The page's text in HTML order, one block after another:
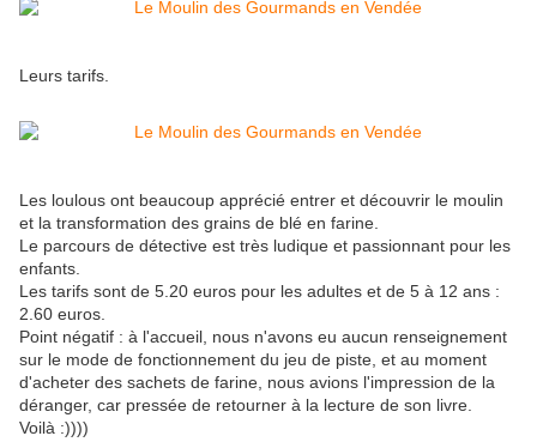
Leurs tarifs.
Les loulous ont beaucoup apprécié entrer et découvrir le moulin
et la transformation des grains de blé en farine.
Le parcours de détective est très ludique et passionnant pour les
enfants.
Les tarifs sont de 5.20 euros pour les adultes et de 5 à 12 ans :
2.60 euros.
Point négatif : à l'accueil, nous n'avons eu aucun renseignement
sur le mode de fonctionnement du jeu de piste, et au moment
d'acheter des sachets de farine, nous avions l'impression de la
déranger, car pressée de retourner à la lecture de son livre.
Voilà :))))